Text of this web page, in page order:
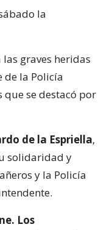
la
graves heridas
la Policía
que se destacó por
de la Espriella,
solidaridad y
y la Policía
Los